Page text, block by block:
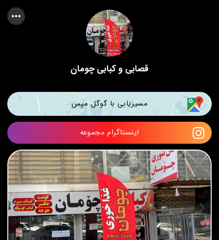
قصابی و کبابی چومان
مسیریابی با گوگل مپس
اینستاگرام مجموعه